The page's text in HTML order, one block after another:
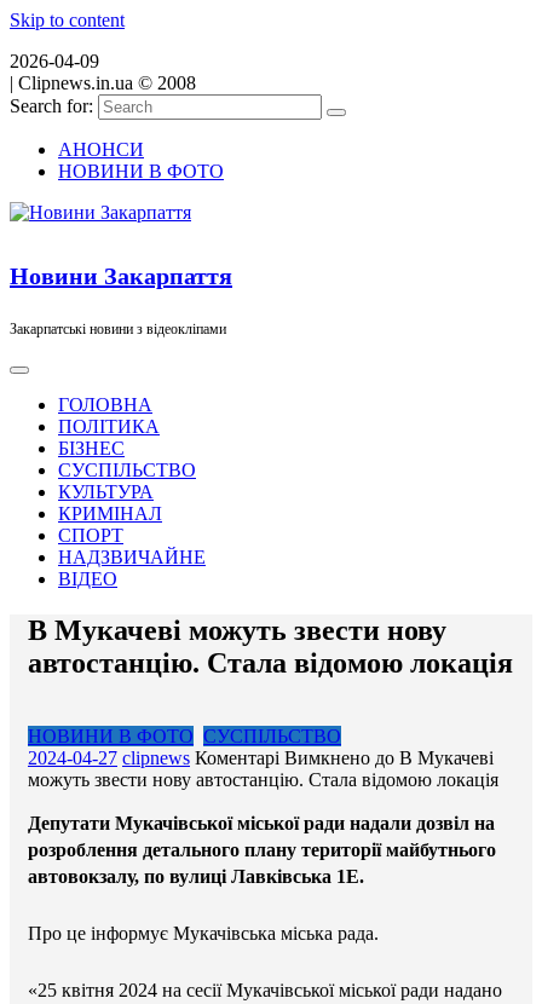
Skip to content
2026-04-09
| Clipnews.in.ua © 2008
Search for:
АНОНСИ
НОВИНИ В ФОТО
Новини Закарпаття
Закарпатські новини з відеокліпами
ГОЛОВНА
ПОЛІТИКА
БІЗНЕС
СУСПІЛЬСТВО
КУЛЬТУРА
КРИМІНАЛ
СПОРТ
НАДЗВИЧАЙНЕ
ВІДЕО
В Мукачеві можуть звести нову
автостанцію. Стала відомою локація
НОВИНИ В ФОТО СУСПІЛЬСТВО
2024-04-27 clipnews Коментарі Вимкнено до В Мукачеві
можуть звести нову автостанцію. Стала відомою локація
Депутати Мукачівської міської ради надали дозвіл на
розроблення детального плану території майбутнього
автовокзалу, по вулиці Лавківська 1Е.
Про це інформує Мукачівська міська рада.
«25 квітня 2024 на сесії Мукачівської міської ради надано